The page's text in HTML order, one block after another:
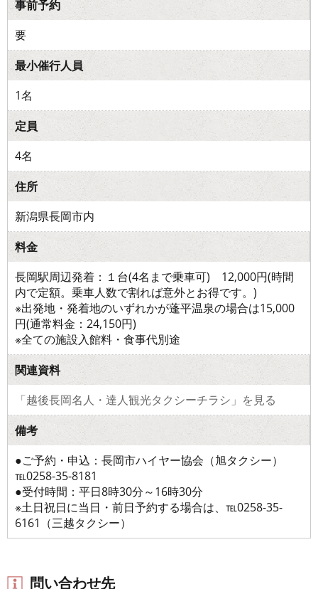
事前予約
要
最小催行人員
1名
定員
4名
住所
新潟県長岡市内
料金
長岡駅周辺発着：１台(4名まで乗車可) 12,000円(時間
内で定額。乗車人数で割れば意外とお得です。)
※出発地・発着地のいずれかが蓬平温泉の場合は15,000
円(通常料金：24,150円)
※全ての施設入館料・食事代別途
関連資料
「越後長岡名人・達人観光タクシーチラシ」を見る
備考
●ご予約・申込：長岡市ハイヤー協会（旭タクシー）
℡0258-35-8181
●受付時間：平日8時30分～16時30分
※土日祝日に当日・前日予約する場合は、℡0258-35-
6161（三越タクシー）
問い合わせ先